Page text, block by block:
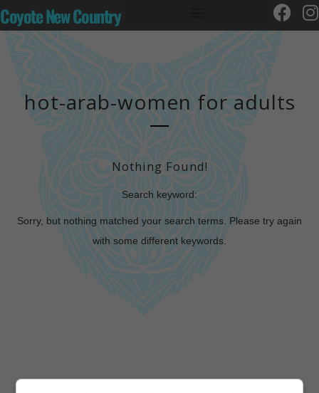
Coyote New Country
hot-arab-women for adults
Nothing Found!
Search keyword:
Sorry, but nothing matched your search terms. Please try again
with some different keywords.